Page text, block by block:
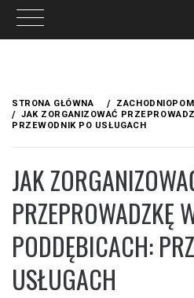
treści
STRONA GŁÓWNA
JAK ZORGANIZOWAĆ
PRZEWODNIK PO USŁUGACH
JAK
PRZEPROWADZKĘ
PODDĘBICACH:
USŁUGACH